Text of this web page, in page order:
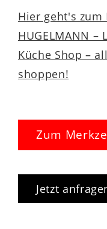
Hier geht's zum
HUGELMANN
Küche Shop –
shoppen!
Zum
Jetzt